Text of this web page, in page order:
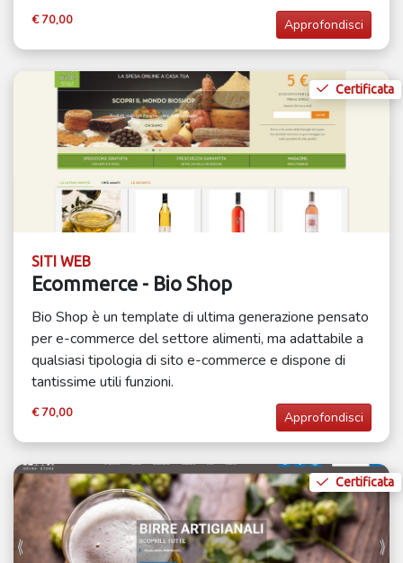
€ 70,00 Approfondisci
Certificata
SITI WEB
Ecommerce - Bio Shop
Bio Shop è un template di ultima generazione pensato
per e-commerce del settore alimenti, ma adattabile a
qualsiasi tipologia di sito e-commerce e dispone di
tantissime utili funzioni.
€ 70,00 Approfondisci
Certificata